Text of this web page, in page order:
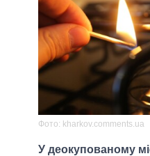
Фото: kharkov.comments.ua
У деокупованому